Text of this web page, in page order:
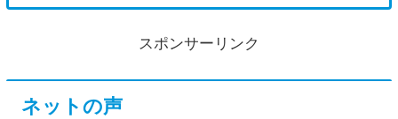
スポンサーリンク
ネットの声